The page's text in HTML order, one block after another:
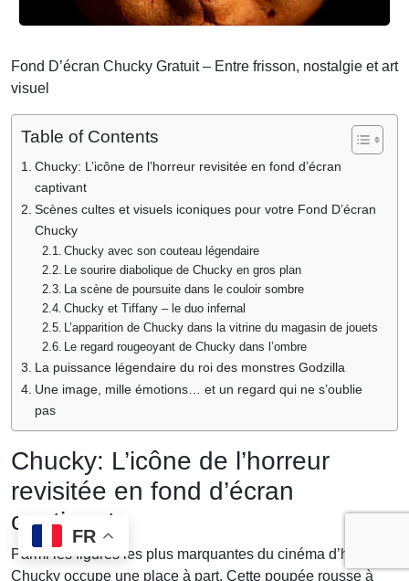
Fond D’écran Chucky Gratuit – Entre frisson, nostalgie et art
visuel
Table of Contents
Chucky: L’icône de l’horreur revisitée en fond d’écran
captivant
Scènes cultes et visuels iconiques pour votre Fond D’écran
Chucky
Chucky avec son couteau légendaire
Le sourire diabolique de Chucky en gros plan
La scène de poursuite dans le couloir sombre
Chucky et Tiffany – le duo infernal
L’apparition de Chucky dans la vitrine du magasin de jouets
Le regard rougeoyant de Chucky dans l’ombre
La puissance légendaire du roi des monstres Godzilla
Une image, mille émotions… et un regard qui ne s’oublie
pas
Chucky: L’icône de l’horreur
revisitée en fond d’écran
captivant
Parmi les figures les plus marquantes du cinéma d’horreur,
Chucky occupe une place à part. Cette poupée rousse à
FR